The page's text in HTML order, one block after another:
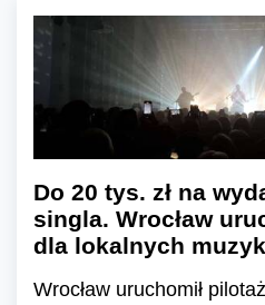
Do 20 tys. zł na
singla. Wrocław
dla lokalnych
Wrocław uruchomił